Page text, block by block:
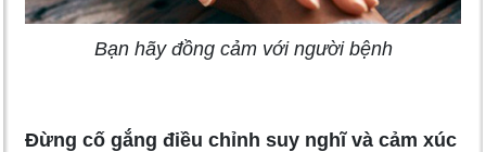
Bạn hãy đồng cảm với người bệnh
Đừng cố gắng điều chỉnh suy nghĩ và cảm xúc